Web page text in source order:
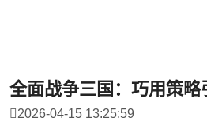
全面战争三国：巧用策略
2026-04-15 13:25:59